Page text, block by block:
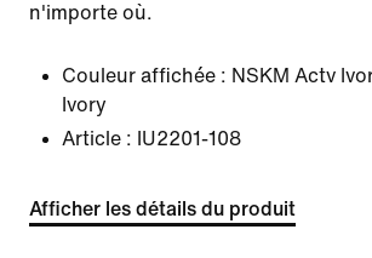
n'importe où.
Couleur affichée : NSKM Actv
Ivory
Article : IU2201-108
Afficher les détails du produit